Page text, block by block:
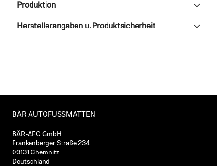
Produktion
Herstellerangaben u. Produktsicherheit
BÄR AUTOFUSSMATTEN
BÄR-AFC GmbH
Frankenberger Straße 234
09131 Chemnitz
Deutschland